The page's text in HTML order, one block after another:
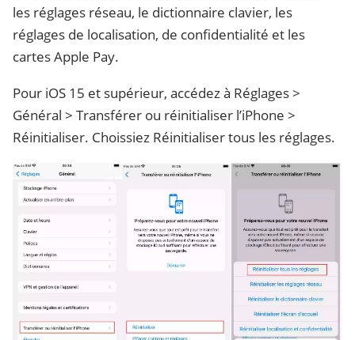
les réglages réseau, le dictionnaire clavier, les
réglages de localisation, de confidentialité et les
cartes Apple Pay.
Pour iOS 15 et supérieur, accédez à Réglages >
Général > Transférer ou réinitialiser l’iPhone >
Réinitialiser. Choissiez Réinitialiser tous les réglages.